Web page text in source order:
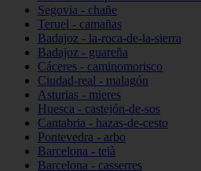
Segovia - chañe
Teruel - camañas
Badajoz - la-roca-de-la-sierra
Badajoz - guareña
Cáceres - caminomorisco
Ciudad-real - malagón
Asturias - mieres
Huesca - castejón-de-sos
Cantabria - hazas-de-cesto
Pontevedra - arbo
Barcelona - teià
Barcelona - casserres